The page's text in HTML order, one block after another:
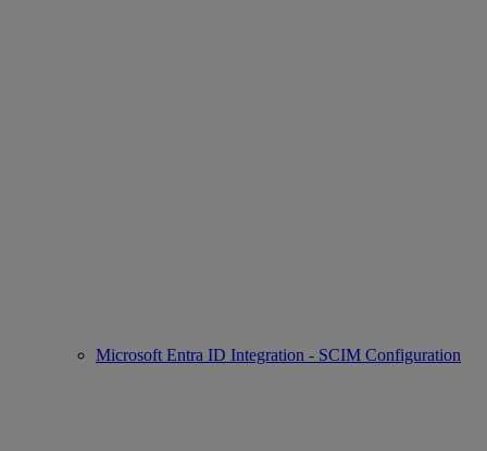
Microsoft Entra ID Integration - SCIM Configuration